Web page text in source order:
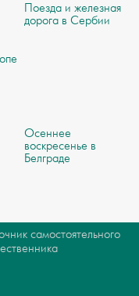
Поезда и железная
дорога в Сербии
Осеннее
воскресенье в
Белграде
самостоятельного